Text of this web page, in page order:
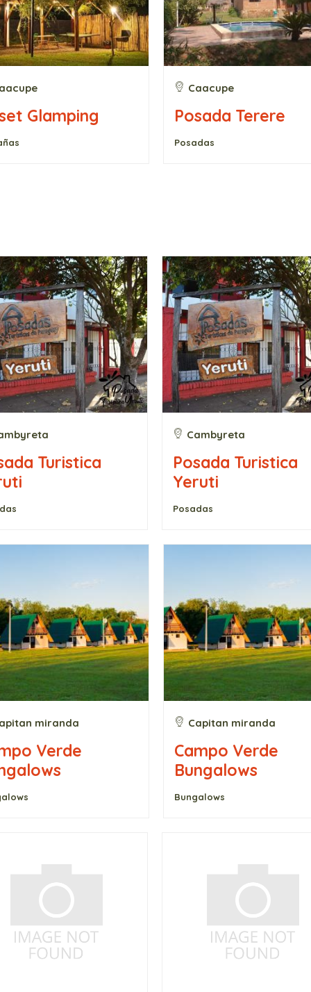
Glamping
Caacupe
Posada Terere
Posadas
Turistica
Cambyreta
Posada Turistica
Yeruti
Posadas
miranda
Verde
Capitan miranda
Campo Verde
Bungalows
Bungalows